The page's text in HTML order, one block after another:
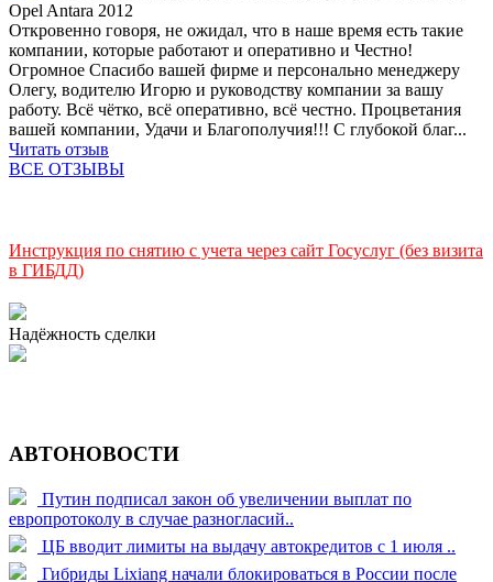
Opel Antara 2012
Откровенно говоря, не ожидал, что в наше время есть такие
компании, которые работают и оперативно и Честно!
Огромное Спасибо вашей фирме и персонально менеджеру
Олегу, водителю Игорю и руководству компании за вашу
работу. Всё чётко, всё оперативно, всё честно. Процветания
вашей компании, Удачи и Благополучия!!! С глубокой благ...
Читать отзыв
ВСЕ ОТЗЫВЫ
Инструкция по снятию с учета через сайт Госуслуг (без визита
в ГИБДД)
Надёжность сделки
АВТОНОВОСТИ
Путин подписал закон об увеличении выплат по
европротоколу в случае разногласий..
ЦБ вводит лимиты на выдачу автокредитов с 1 июля ..
Гибриды Lixiang начали блокироваться в России после